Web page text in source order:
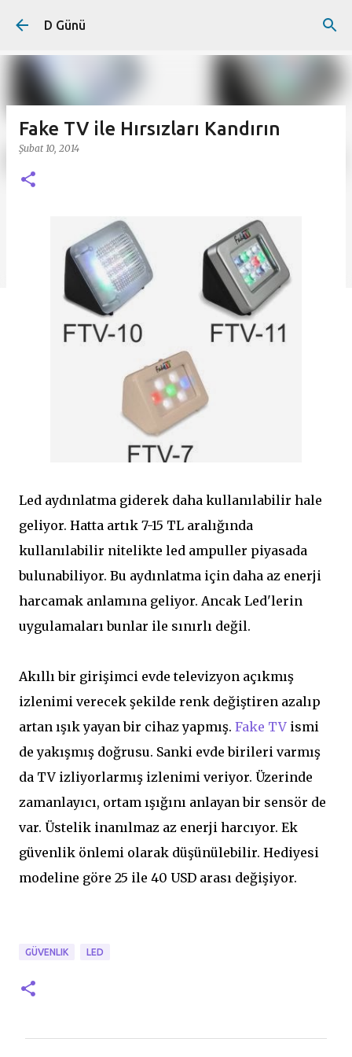
D Günü
Fake TV ile Hırsızları Kandırın
Şubat 10, 2014
Led aydınlatma giderek daha kullanılabilir hale
geliyor. Hatta artık 7-15 TL aralığında
kullanılabilir nitelikte led ampuller piyasada
bulunabiliyor. Bu aydınlatma için daha az enerji
harcamak anlamına geliyor. Ancak Led'lerin
uygulamaları bunlar ile sınırlı değil.
Akıllı bir girişimci evde televizyon açıkmış
izlenimi verecek şekilde renk değiştiren azalıp
artan ışık yayan bir cihaz yapmış. Fake TV ismi
de yakışmış doğrusu. Sanki evde birileri varmış
da TV izliyorlarmış izlenimi veriyor. Üzerinde
zamanlayıcı, ortam ışığını anlayan bir sensör de
var. Üstelik inanılmaz az enerji harcıyor. Ek
güvenlik önlemi olarak düşünülebilir. Hediyesi
modeline göre 25 ile 40 USD arası değişiyor.
GÜVENLIK LED